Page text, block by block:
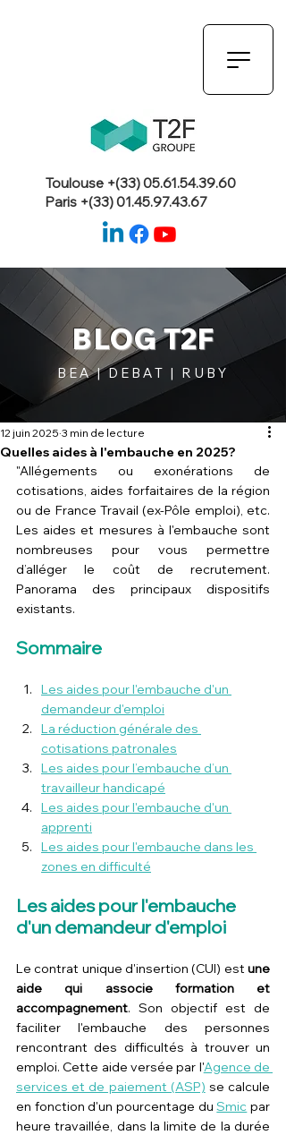
Toulouse +(33)05.61.54.39.60
Paris +(33)01.45.97.43.67
BLOG T2F
BEA | DEBAT | RUBY
Quelles aides à l'embauche en 2025?
12 juin 2025 3 min de lecture
"Allégements ou exonérations de
cotisations, aides forfaitaires de la région
ou de France Travail (ex-Pôle emploi), etc.
Les aides et mesures à l'embauche sont
nombreuses pour vous permettre
d’alléger le coût de recrutement.
Panorama des principaux dispositifs
existants.
Sommaire
Les aides pour l'embauche d'un
demandeur d'emploi
La réduction générale des
cotisations patronales
Les aides pour l’embauche d’un
travailleur handicapé
Les aides pour l'embauche d'un
apprenti
Les aides pour l'embauche dans les
zones en difficulté
Les aides pour l'embauche
d'un demandeur d'emploi
Le contrat unique d'insertion (CUI) est une
aide qui associe formation et
accompagnement. Son objectif est de
faciliter l'embauche des personnes
rencontrant des difficultés à trouver un
emploi. Cette aide versée par l'Agence de
services et de paiement (ASP) se calcule
en fonction d'un pourcentage du Smic par
heure travaillée, dans la limite de la durée